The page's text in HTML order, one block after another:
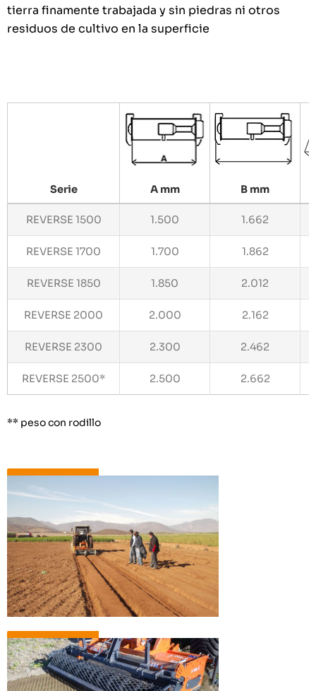
tierra finamente trabajada y sin piedras ni otros
residuos de cultivo en la superficie
Serie A mm B mm
REVERSE 1500 1.500 1.662
REVERSE 1700 1.700 1.862
REVERSE 1850 1.850 2.012
REVERSE 2000 2.000 2.162
REVERSE 2300 2.300 2.462
REVERSE 2500* 2.500 2.662
** peso con rodillo